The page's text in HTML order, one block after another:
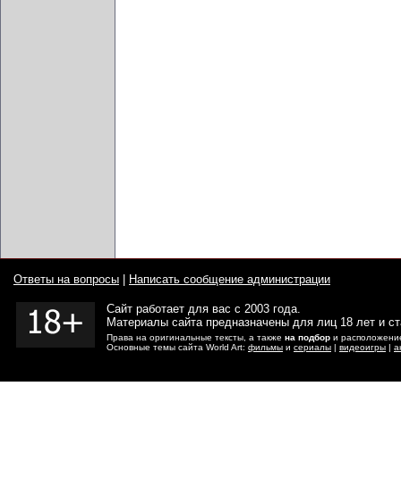
Ответы на вопросы Написать сообщение администрации
Сайт работает для вас с 2003 года.
Материалы сайта предназначены для лиц 18 лет и
Права на оригинальные тексты, а также на подбор и
Основные темы сайта World Art: фильмы и сериалы | видеоигры |